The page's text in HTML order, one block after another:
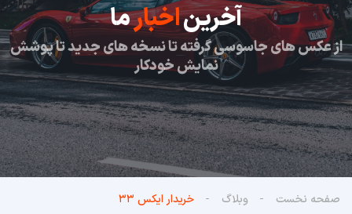
آخریناخبارما
از عکس های جاسوسی گرفته تا نسخه های جدید تا پوشش
نمایش خودکار
صفحه نخست وبلاگ خریدار ایکس ۳۳